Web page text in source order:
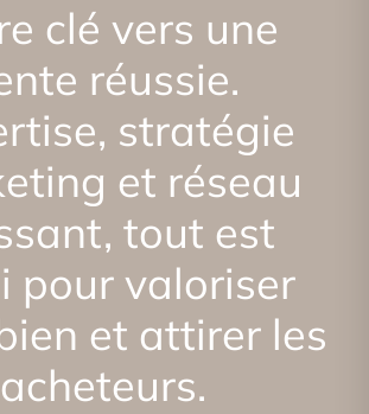
clé vers une
réussie.
stratégie
et réseau
tout est
pour valoriser
et attirer les
acheteurs.